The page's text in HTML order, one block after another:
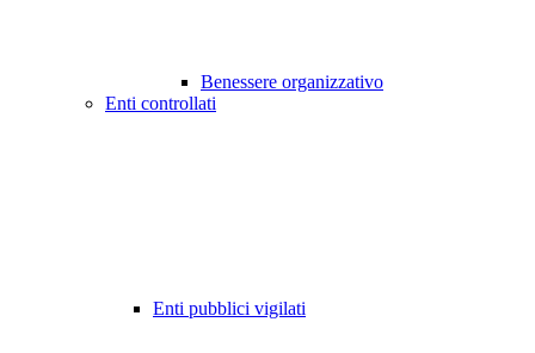
Benessere organizzativo
Enti controllati
Enti pubblici vigilati